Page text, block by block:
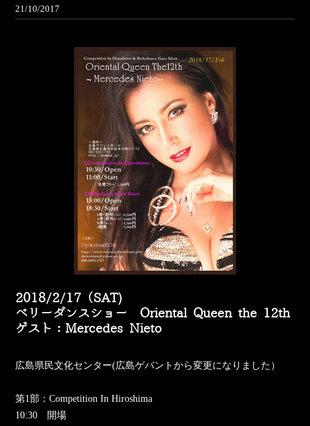
21/10/2017
2018/2/17（SAT)
​ベリーダンスショー Oriental Queen the 12th
​ゲスト：Mercedes Nieto
広島県民文化センター(広島ゲバントから変更になりました）
第1部：Competition In Hiroshima
10:30 開場